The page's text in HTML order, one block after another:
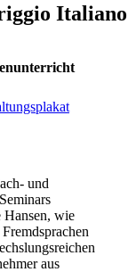
Italiano
und
wie
aus